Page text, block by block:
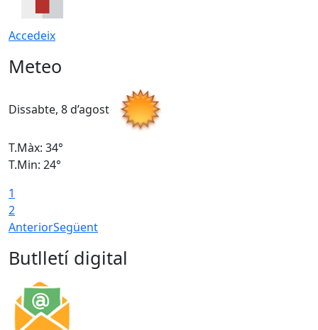
Accedeix
Meteo
Dissabte, 8 d’agost
T.Màx: 34°
T.Min: 24°
1
2
AnteriorSegüent
Butlletí digital